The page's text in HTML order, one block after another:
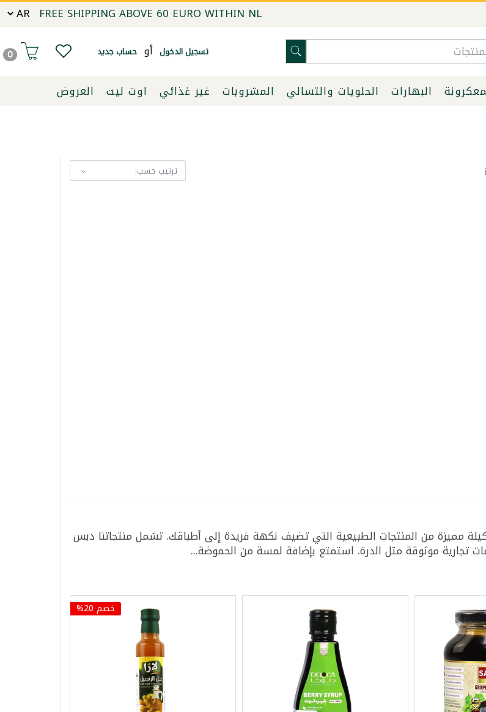
FREE SHIPPING ABOVE 60 EURO WITHIN NL
تسجيل الدخول أو حساب جديد 0
البهارات الحلويات والتسالي المشروبات غير غذائي اوت ليت العروض
ترتيب حسب:
مميزة من المنتجات الطبيعية التي تضيف نكهة فريدة إلى أطباقك. تشمل منتجاتنا دبس
تجارية موثوقة مثل الدرة. استمتع بإضافة لمسة من الحموضة...
خصم 20%